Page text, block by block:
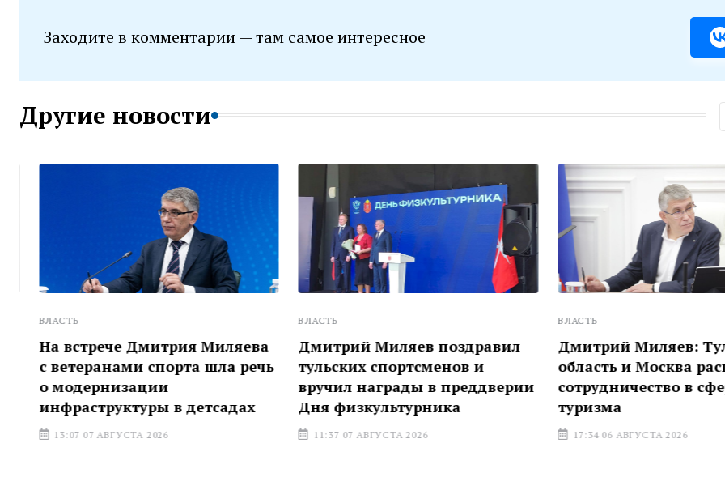
Заходите в комментарии — там самое интересное
Другие новости
ВЛАСТЬ
На встрече Дмитрия Миляева
с ветеранами спорта шла речь
о модернизации
инфраструктуры в детсадах
13:07 07 АВГУСТА 2026
ВЛАСТЬ
Дмитрий Миляев поздравил
тульских спортсменов и
вручил награды в преддверии
Дня физкультурника
11:37 07 АВГУСТА 2026
ВЛАСТЬ
Дмитрий Миляев:
область и Москва
сотрудничество в сфере
туризма
17:34 06 АВГУСТА 2026